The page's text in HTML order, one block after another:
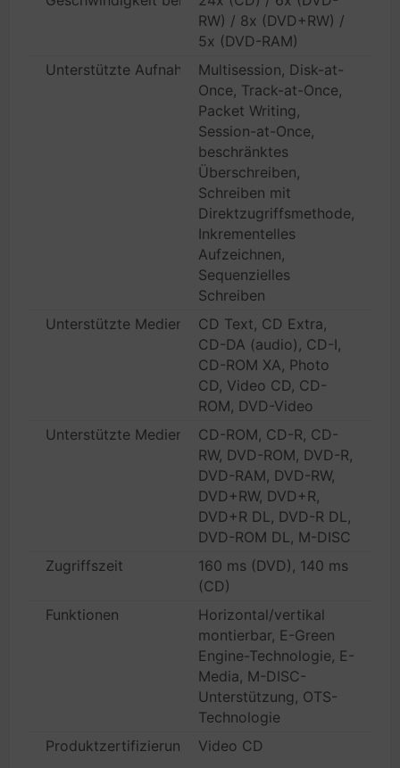
RW) / 8x (DVD+RW) /
5x (DVD-RAM)
Unterstützte AufnahmemodiMultisession, Disk-at-
Once, Track-at-Once,
Packet Writing,
Session-at-Once,
beschränktes
Überschreiben,
Schreiben mit
Direktzugriffsmethode,
Inkrementelles
Aufzeichnen,
Sequenzielles
Schreiben
Unterstützte MedienformateCD Text, CD Extra,
CD-DA (audio), CD-I,
CD-ROM XA, Photo
CD, Video CD, CD-
ROM, DVD-Video
Unterstützte MedientypenCD-ROM, CD-R, CD-
RW, DVD-ROM, DVD-R,
DVD-RAM, DVD-RW,
DVD+RW, DVD+R,
DVD+R DL, DVD-R DL,
DVD-ROM DL, M-DISC
Zugriffszeit
160 ms (DVD), 140 ms
(CD)
Funktionen
Horizontal/vertikal
montierbar, E-Green
Engine-Technologie, E-
Media, M-DISC-
Unterstützung, OTS-
Technologie
ProduktzertifizierungenVideo CD